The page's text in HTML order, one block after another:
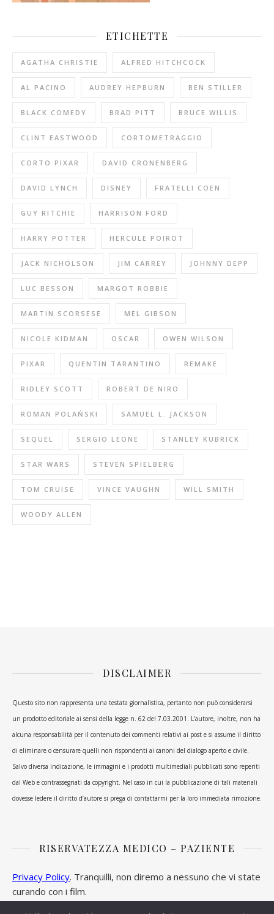
ETICHETTE
AGATHA CHRISTIE ALFRED HITCHCOCK
AL PACINO AUDREY HEPBURN BEN STILLER
BLACK COMEDY BRAD PITT BRUCE WILLIS
CLINT EASTWOOD CORTOMETRAGGIO
CORTO PIXAR DAVID CRONENBERG
DAVID LYNCH DISNEY FRATELLI COEN
GUY RITCHIE HARRISON FORD
HARRY POTTER HERCULE POIROT
JACK NICHOLSON JIM CARREY JOHNNY DEPP
LUC BESSON MARGOT ROBBIE
MARTIN SCORSESE MEL GIBSON
NICOLE KIDMAN OSCAR OWEN WILSON
PIXAR QUENTIN TARANTINO REMAKE
RIDLEY SCOTT ROBERT DE NIRO
ROMAN POLAŃSKI SAMUEL L. JACKSON
SEQUEL SERGIO LEONE STANLEY KUBRICK
STAR WARS STEVEN SPIELBERG
TOM CRUISE VINCE VAUGHN WILL SMITH
WOODY ALLEN
DISCLAIMER
Questo sito non rappresenta una testata giornalistica, pertanto non può considerarsi
un prodotto editoriale ai sensi della legge n. 62 del 7.03.2001. L’autore, inoltre, non ha
alcuna responsabilità per il contenuto dei commenti relativi ai post e si assume il diritto
di eliminare o censurare quelli non rispondenti ai canoni del dialogo aperto e civile.
Salvo diversa indicazione, le immagini e i prodotti multimediali pubblicati sono reperiti
dal Web e contrassegnati da copyright. Nel caso in cui la pubblicazione di tali materiali
dovesse ledere il diritto d’autore si prega di contattarmi per la loro immediata rimozione.
RISERVATEZZA MEDICO – PAZIENTE
Privacy Policy. Tranquilli, non diremo a nessuno che vi state
curando con i film.